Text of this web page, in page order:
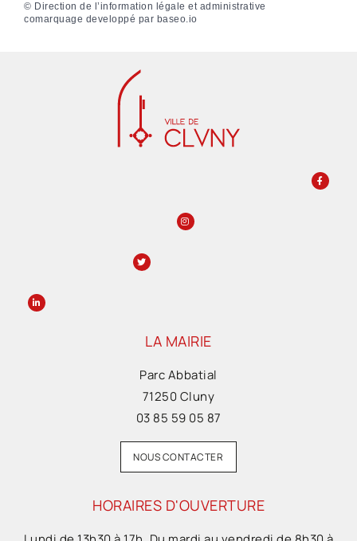
© Direction de l’information légale et administrative
comarquage developpé par baseo.io
LA MAIRIE
Parc Abbatial
71250 Cluny
03 85 59 05 87
NOUS CONTACTER
HORAIRES D'OUVERTURE